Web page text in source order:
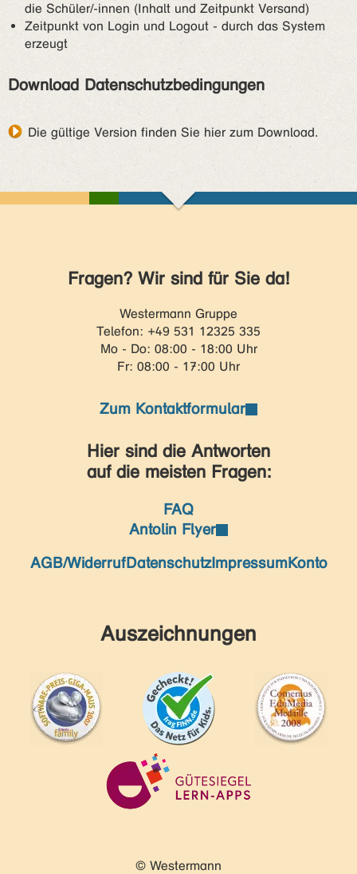
die Schüler/-innen (Inhalt und Zeitpunkt Versand)
Zeitpunkt von Login und Logout - durch das System
erzeugt
Download Datenschutzbedingungen
Die gültige Version finden Sie hier zum Download.